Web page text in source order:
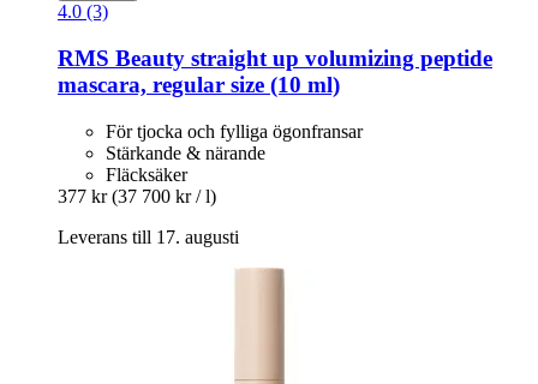
4.0 (3)
RMS Beauty straight up volumizing peptide
mascara, regular size (10 ml)
För tjocka och fylliga ögonfransar
Stärkande & närande
Fläcksäker
377 kr (37 700 kr / l)
Leverans till 17. augusti